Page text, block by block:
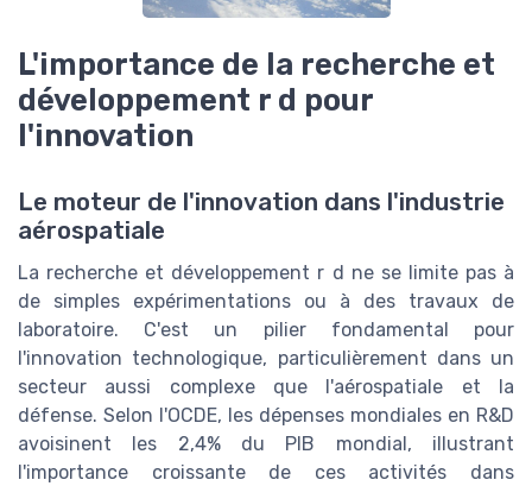
L'importance de la recherche et
développement r d pour
l'innovation
Le moteur de l'innovation dans l'industrie
aérospatiale
La recherche et développement r d ne se limite pas à
de simples expérimentations ou à des travaux de
laboratoire. C'est un pilier fondamental pour
l'innovation technologique, particulièrement dans un
secteur aussi complexe que l'aérospatiale et la
défense. Selon l'OCDE, les dépenses mondiales en R&D
avoisinent les 2,4% du PIB mondial, illustrant
l'importance croissante de ces activités dans